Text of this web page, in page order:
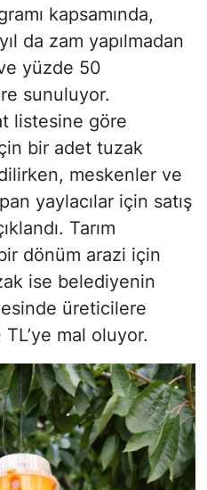
kapsamında,
da zam yapılmadan
yüzde 50
sunuluyor.
listesine göre
bir adet tuzak
meskenler ve
yaylacılar için satış
Tarım
dönüm arazi için
ise belediyenin
üreticilere
mal oluyor.